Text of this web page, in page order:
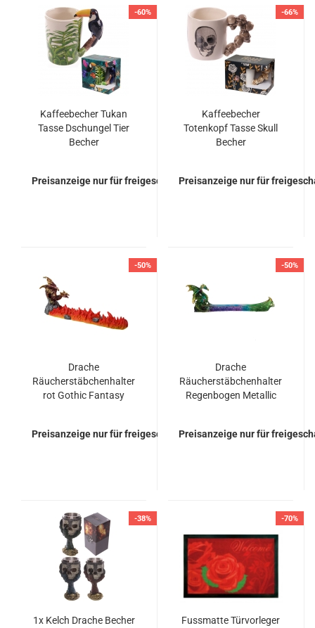
-60%
Kaffeebecher Tukan
Tasse Dschungel Tier
Becher
Preisanzeige nur für freigeschaltete Kunden
-66%
Kaffeebecher
Totenkopf Tasse Skull
Becher
Preisanzeige nur für
-50%
Drache
Räucherstäbchenhalter
rot Gothic Fantasy
Preisanzeige nur für freigeschaltete Kunden
-50%
Drache
Räucherstäbchenhalter
Regenbogen Metallic
Preisanzeige nur für
-38%
1x Kelch Drache Becher
-70%
Fussmatte Türvorleger